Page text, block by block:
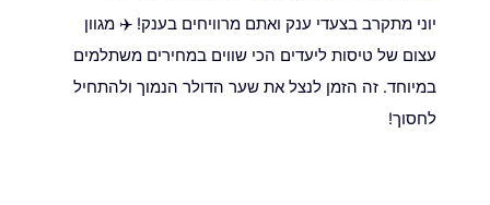
יוני מתקרב בצעדי ענק ואתם מרוויחים בענק! ✈️ מגוון
עצום של טיסות ליעדים הכי שווים במחירים משתלמים
במיוחד. זה הזמן לנצל את שער הדולר הנמוך ולהתחיל
לחסוך!